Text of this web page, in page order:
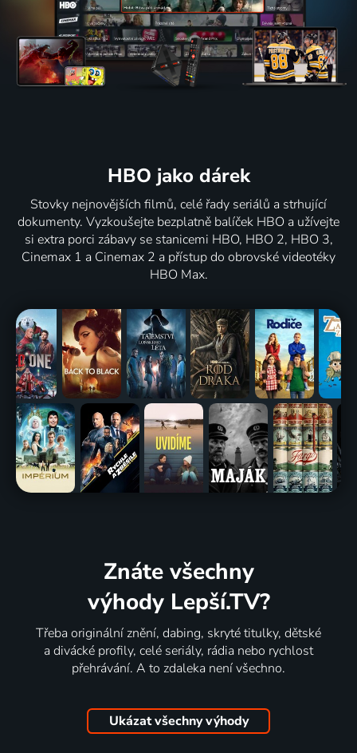
HBO jako dárek
Stovky nejnovějších filmů, celé řady seriálů a strhující
dokumenty. Vyzkoušejte bezplatně balíček HBO a užívejte
si extra porci zábavy se stanicemi HBO, HBO 2, HBO 3,
Cinemax 1 a Cinemax 2 a přístup do obrovské videotéky
HBO Max.
Znáte všechny
výhody Lepší.TV?
Třeba originální znění, dabing, skryté titulky, dětské
a divácké profily, celé seriály, rádia nebo rychlost
přehrávání. A to zdaleka není všechno.
Ukázat všechny výhody